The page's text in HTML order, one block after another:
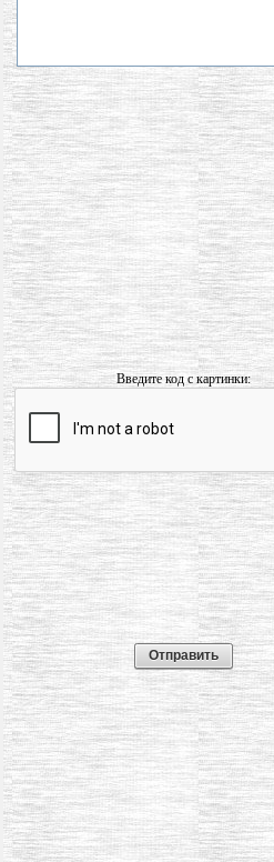
Введите код с картинки: